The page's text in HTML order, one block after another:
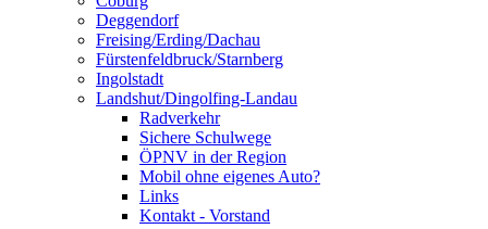
Deggendorf
Freising/Erding/Dachau
Fürstenfeldbruck/Starnberg
Ingolstadt
Landshut/Dingolfing-Landau
Radverkehr
Sichere Schulwege
ÖPNV in der Region
Mobil ohne eigenes Auto?
Links
Kontakt - Vorstand